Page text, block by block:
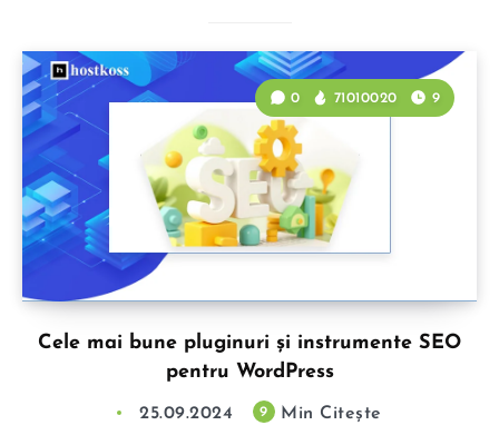
Cele mai bune pluginuri și instrumente SEO
pentru WordPress
0 71010020 9
25.09.2024 9 Min Citește